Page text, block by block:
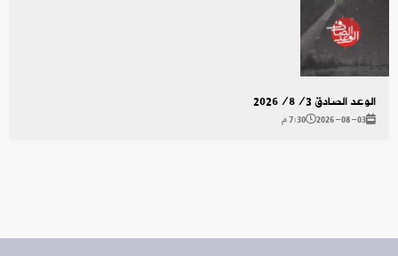
الوعد الصادق 2026/8/3
2026-08-03 7:30 م